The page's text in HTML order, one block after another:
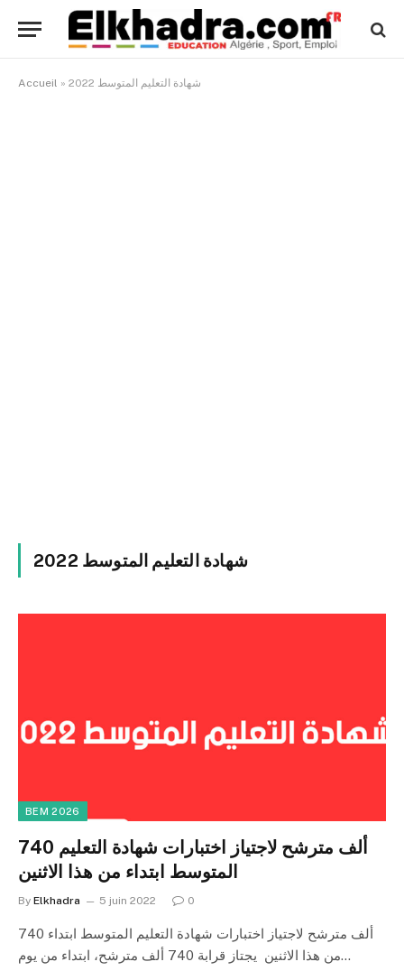
Accueil » شهادة التعليم المتوسط 2022
شهادة التعليم المتوسط 2022
BEM 2026
740 ألف مترشح لاجتياز اختبارات شهادة التعليم
المتوسط ابتداء من هذا الاثنين
By Elkhadra 5 juin 2022 0
740 ألف مترشح لاجتياز اختبارات شهادة التعليم المتوسط ابتداء
من هذا الاثنين يجتاز قرابة 740 ألف مترشح، ابتداء من يوم…